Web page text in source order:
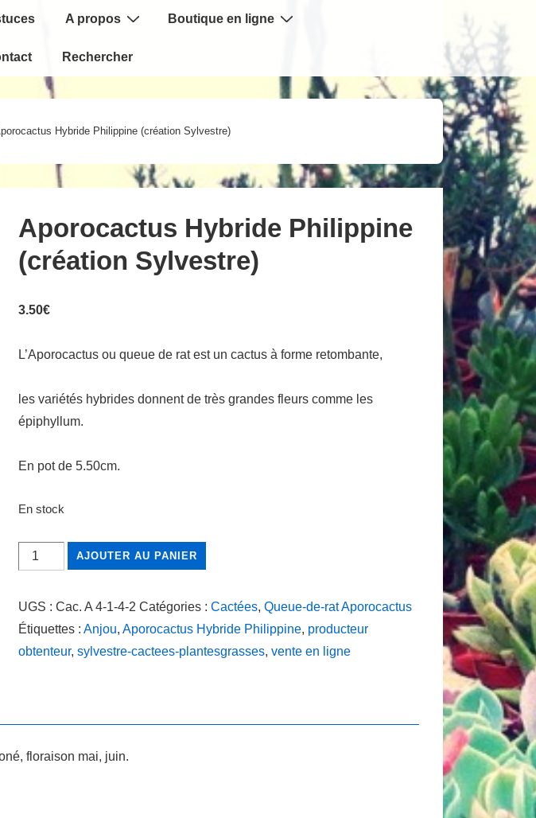
A propos Boutique en ligne
Rechercher
Hybride Philippine (création Sylvestre)
Aporocactus Hybride Philippine
(création Sylvestre)
3.50€
L’Aporocactus ou queue de rat est un cactus à forme retombante,
les variétés hybrides donnent de très grandes fleurs comme les
épiphyllum.
En pot de 5.50cm.
En stock
quantité
de
Hybride
AJOUTER AU PANIER
UGS : Cac. A 4-1-4-2 Catégories : Cactées, Queue-de-rat Aporocactus
Étiquettes : Anjou, Aporocactus Hybride Philippine, producteur
obtenteur, sylvestre-cactees-plantesgrasses, vente en ligne
floraison mai, juin.